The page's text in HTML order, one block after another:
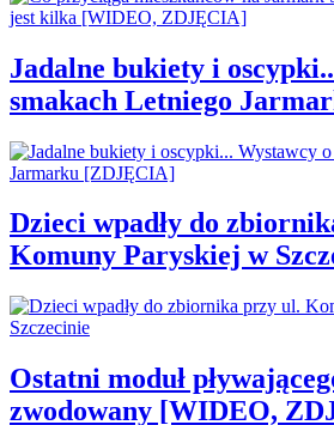
Jadalne bukiety i
smakach Letniego
Dzieci wpadły do
Komuny Paryskiej w
Ostatni moduł
zwodowany [WIDEO,